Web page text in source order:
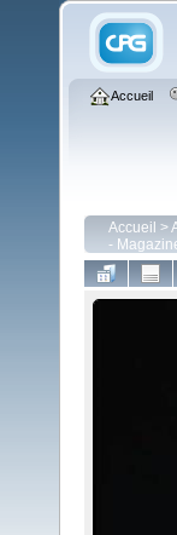
Accueil
Accueil >
-